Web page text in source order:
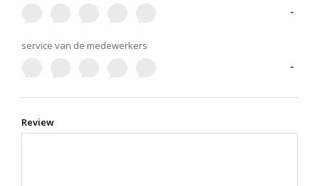
-
service van de medewerkers
-
Review